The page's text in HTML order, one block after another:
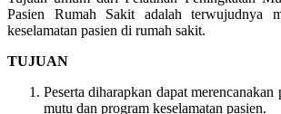
Pasien Rumah Sakit adalah terwujudnya
keselamatan pasien di rumah sakit.
TUJUAN
Peserta diharapkan dapat
mutu dan program keselamatan pasien.